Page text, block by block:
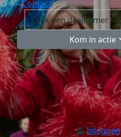
Contact
Kom in actie
Inloggen